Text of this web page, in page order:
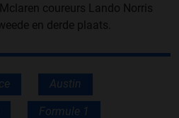
coureurs Lando Norris
en derde plaats.
Austin
Formule 1